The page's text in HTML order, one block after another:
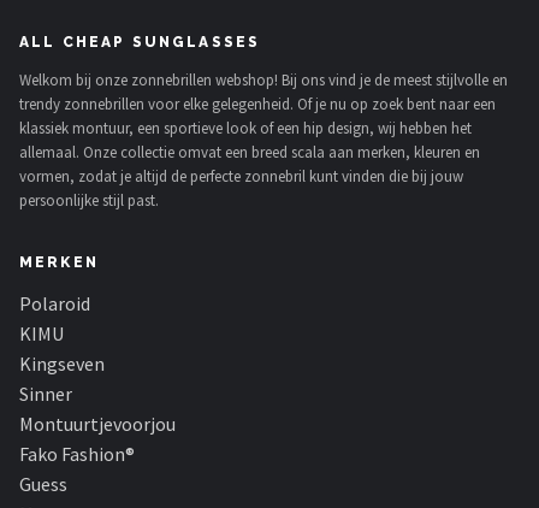
ALL CHEAP SUNGLASSES
Welkom bij onze zonnebrillen webshop! Bij ons vind je de meest stijlvolle en
trendy zonnebrillen voor elke gelegenheid. Of je nu op zoek bent naar een
klassiek montuur, een sportieve look of een hip design, wij hebben het
allemaal. Onze collectie omvat een breed scala aan merken, kleuren en
vormen, zodat je altijd de perfecte zonnebril kunt vinden die bij jouw
persoonlijke stijl past.
MERKEN
Polaroid
KIMU
Kingseven
Sinner
Montuurtjevoorjou
Fako Fashion®
Guess